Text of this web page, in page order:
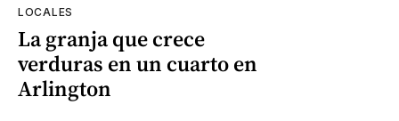
LOCALES
La granja que crece
verduras en un cuarto en
Arlington